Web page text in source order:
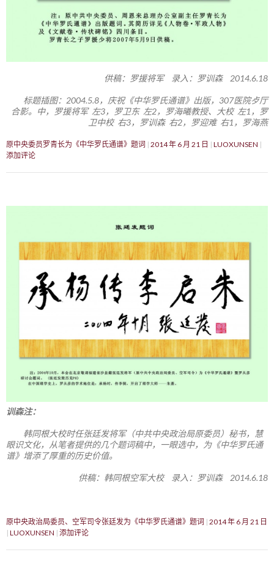
供稿：罗援将军 录入：罗训森 2014.6.18
标题插图：2004.5.8，庆祝《中华罗氏通谱》出版，307医院歺厅
合影。中，罗援将军 左3，罗卫东 左2，罗海曦教授、大校 左1，罗
卫中校 右3，罗训森 右2，罗迎难 右1，罗海燕
原中央委员罗青长为《中华罗氏通谱》题词 2014 年 6 月 21 日
LUOXUNSEN
添加评论
训森注：
韩同根大校时任张廷发将军（中共中央政治局原委员）秘书，慧
眼识文化，从笔者提供的几个题词稿中，一眼选中，为《中华罗氏通
谱》增添了厚重的历史价值。
供稿：韩同根空军大校 录入：罗训森 2014.6.18
原中央政治局委员、空军司令张廷发为《中华罗氏通谱》题词 2014 年 6 月 21 日
LUOXUNSEN 添加评论